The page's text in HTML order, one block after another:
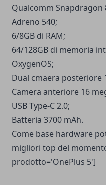
Qualcomm Snapdragon
Adreno 540;
6/8GB di RAM;
64/128GB di memoria
OxygenOS;
Dual cmaera posteriore
Camera anteriore 16
USB Type-C 2.0;
Batteria 3700 mAh.
Come base hardware
migliori top del
prodotto='OnePlus 5']